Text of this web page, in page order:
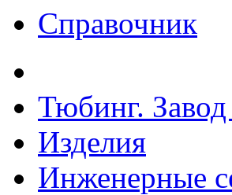
Справочник
Тюбинг.
Изделия
Инженерные